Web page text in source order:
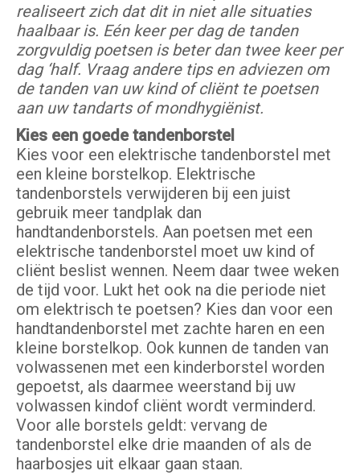
realiseert zich dat dit in niet alle situaties
haalbaar is. Eén keer per dag de tanden
zorgvuldig poetsen is beter dan twee keer per
dag ‘half. Vraag andere tips en adviezen om
de tanden van uw kind of cliënt te poetsen
aan uw tandarts of mondhygiënist.
Kies een goede tandenborstel
Kies voor een elektrische tandenborstel met
een kleine borstelkop. Elektrische
tandenborstels verwijderen bij een juist
gebruik meer tandplak dan
handtandenborstels. Aan poetsen met een
elektrische tandenborstel moet uw kind of
cliënt beslist wennen. Neem daar twee weken
de tijd voor. Lukt het ook na die periode niet
om elektrisch te poetsen? Kies dan voor een
handtandenborstel met zachte haren en een
kleine borstelkop. Ook kunnen de tanden van
volwassenen met een kinderborstel worden
gepoetst, als daarmee weerstand bij uw
volwassen kindof cliënt wordt verminderd.
Voor alle borstels geldt: vervang de
tandenborstel elke drie maanden of als de
haarbosjes uit elkaar gaan staan.